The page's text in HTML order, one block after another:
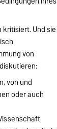
Und sie
von
von und
oder auch